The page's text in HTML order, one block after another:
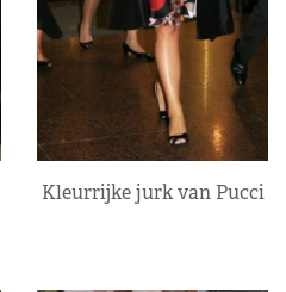
Kleurrijke jurk van Pucci